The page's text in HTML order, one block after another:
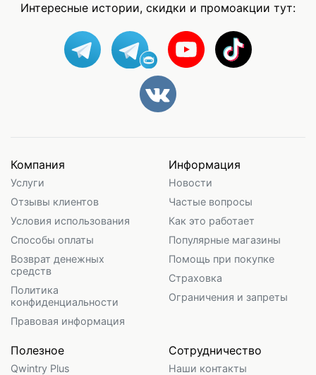
Интересные истории, скидки и промоакции тут:
Компания
Услуги
Отзывы клиентов
Условия использования
Способы оплаты
Возврат денежных
средств
Политика
конфиденциальности
Правовая информация
Информация
Новости
Частые вопросы
Как это работает
Популярные магазины
Помощь при покупке
Страховка
Ограничения и запреты
Полезное
Qwintry Plus
Сотрудничество
Наши контакты